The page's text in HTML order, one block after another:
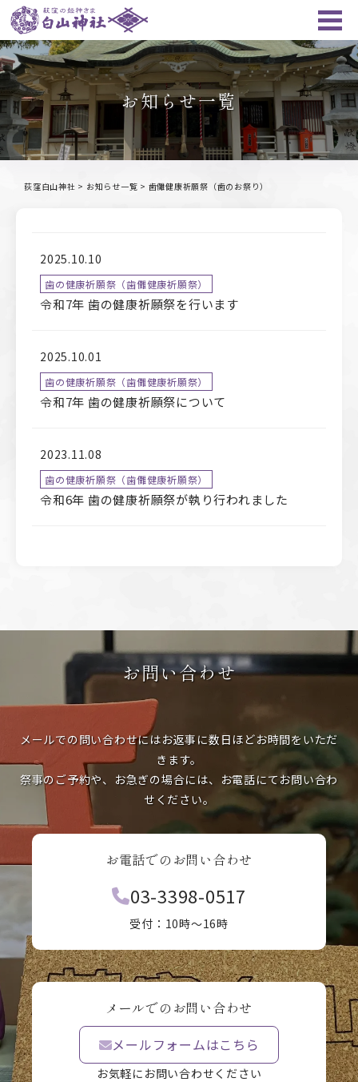
お知らせ一覧
荻窪白山神社 > お知らせ一覧 > 歯儺健康祈願祭（歯のお祭り）
2025.10.10
歯の健康祈願祭（歯儺健康祈願祭）
令和7年 歯の健康祈願祭を行います
2025.10.01
歯の健康祈願祭（歯儺健康祈願祭）
令和7年 歯の健康祈願祭について
2023.11.08
歯の健康祈願祭（歯儺健康祈願祭）
令和6年 歯の健康祈願祭が執り行われました
お問い合わせ
メールでの問い合わせにはお返事に数日ほどお時間をいただ
きます。
祭事のご予約や、お急ぎの場合には、お電話にてお問い合わ
せください。
お電話でのお問い合わせ
03-3398-0517
受付：10時〜16時
メールでのお問い合わせ
メールフォームはこちら
お気軽にお問い合わせください